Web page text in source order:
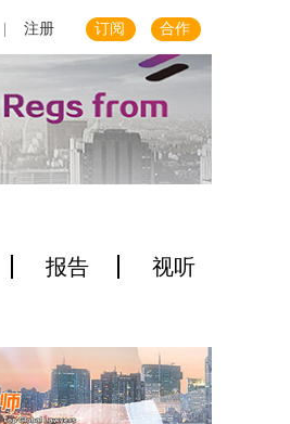
注册 订阅 合作
报告 视听